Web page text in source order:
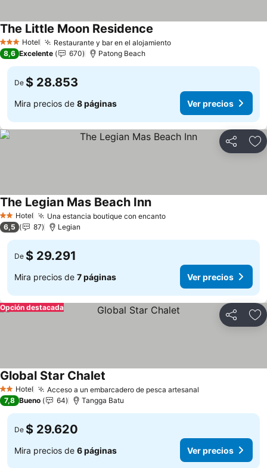
3 Estrellas
Hotel Restaurante y bar en el alojamiento
The Little Moon Residence
8,6 Excelente 670 Patong Beach
De $ 28.853
Mira precios de 8 páginas Ver precios
Compartir
2 Estrellas
Hotel Una estancia boutique con encanto
The Legian Mas Beach Inn
6,5 87 Legian
De $ 29.291
Mira precios de 7 páginas Ver precios
Compartir
Opción destacada
2 Estrellas
Hotel Acceso a un embarcadero de pesca artesanal
Global Star Chalet
7,8 Bueno 64 Tangga Batu
De $ 29.620
Mira precios de 6 páginas Ver precios